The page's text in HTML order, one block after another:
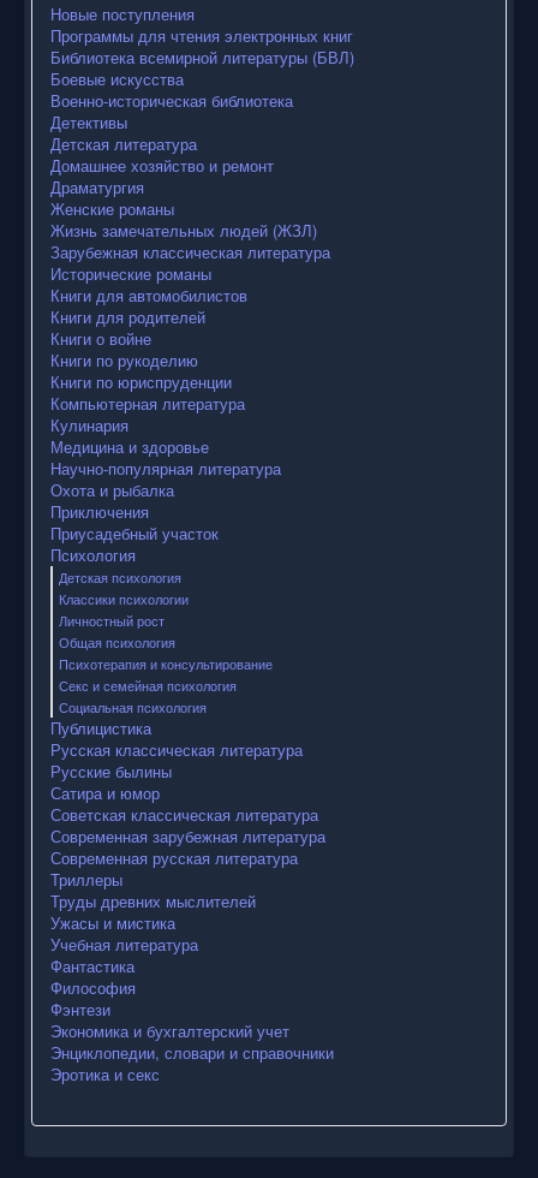
Новые поступления
Программы для чтения электронных книг
Библиотека всемирной литературы (БВЛ)
Боевые искусства
Военно-историческая библиотека
Детективы
Детская литература
Домашнее хозяйство и ремонт
Драматургия
Женские романы
Жизнь замечательных людей (ЖЗЛ)
Зарубежная классическая литература
Исторические романы
Книги для автомобилистов
Книги для родителей
Книги о войне
Книги по рукоделию
Книги по юриспруденции
Компьютерная литература
Кулинария
Медицина и здоровье
Научно-популярная литература
Охота и рыбалка
Приключения
Приусадебный участок
Психология
Детская психология
Классики психологии
Личностный рост
Общая психология
Психотерапия и консультирование
Секс и семейная психология
Социальная психология
Публицистика
Русская классическая литература
Русские былины
Сатира и юмор
Советская классическая литература
Современная зарубежная литература
Современная русская литература
Триллеры
Труды древних мыслителей
Ужасы и мистика
Учебная литература
Фантастика
Философия
Фэнтези
Экономика и бухгалтерский учет
Энциклопедии, словари и справочники
Эротика и секс